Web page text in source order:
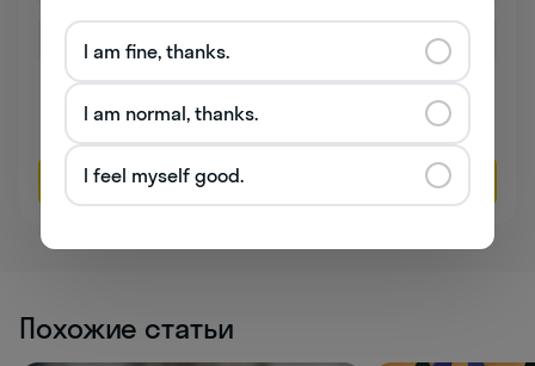
Даю согласие на обработкуперсональных данных
Оставить заявку
Похожие статьи
I am fine, thanks.
I am normal, thanks.
I feel myself good.